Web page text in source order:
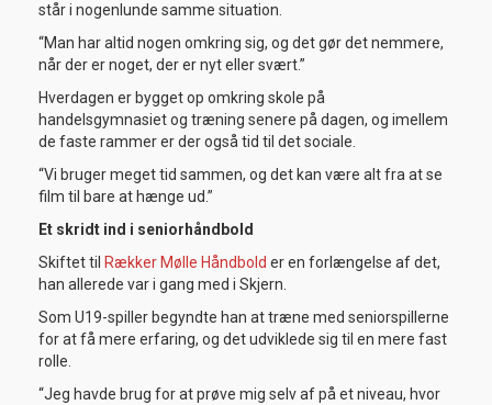
står i nogenlunde samme situation.
“Man har altid nogen omkring sig, og det gør det nemmere,
når der er noget, der er nyt eller svært.”
Hverdagen er bygget op omkring skole på
handelsgymnasiet og træning senere på dagen, og imellem
de faste rammer er der også tid til det sociale.
“Vi bruger meget tid sammen, og det kan være alt fra at se
film til bare at hænge ud.”
Et skridt ind i seniorhåndbold
Skiftet til Rækker Mølle Håndbold er en forlængelse af det,
han allerede var i gang med i Skjern.
Som U19-spiller begyndte han at træne med seniorspillerne
for at få mere erfaring, og det udviklede sig til en mere fast
rolle.
“Jeg havde brug for at prøve mig selv af på et niveau, hvor